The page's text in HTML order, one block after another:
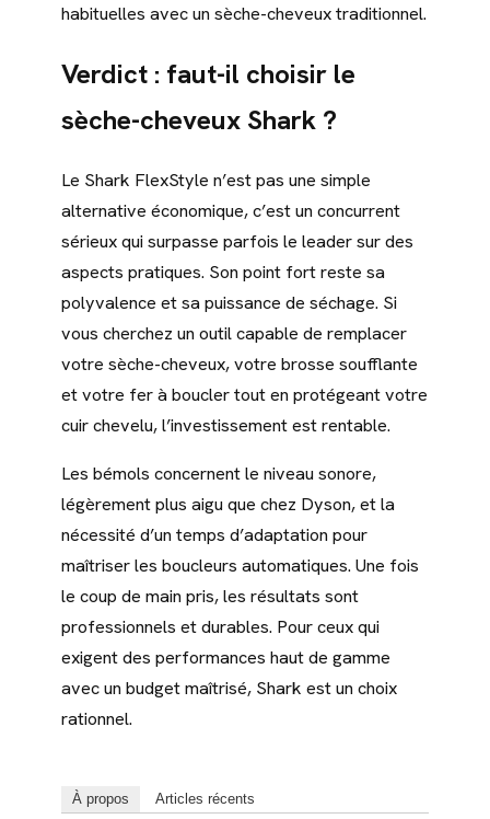
habituelles avec un sèche-cheveux traditionnel.
Verdict : faut-il choisir le
sèche-cheveux Shark ?
Le Shark FlexStyle n’est pas une simple
alternative économique, c’est un concurrent
sérieux qui surpasse parfois le leader sur des
aspects pratiques. Son point fort reste sa
polyvalence et sa puissance de séchage. Si
vous cherchez un outil capable de remplacer
votre sèche-cheveux, votre brosse soufflante
et votre fer à boucler tout en protégeant votre
cuir chevelu, l’investissement est rentable.
Les bémols concernent le niveau sonore,
légèrement plus aigu que chez Dyson, et la
nécessité d’un temps d’adaptation pour
maîtriser les boucleurs automatiques. Une fois
le coup de main pris, les résultats sont
professionnels et durables. Pour ceux qui
exigent des performances haut de gamme
avec un budget maîtrisé, Shark est un choix
rationnel.
À propos Articles récents